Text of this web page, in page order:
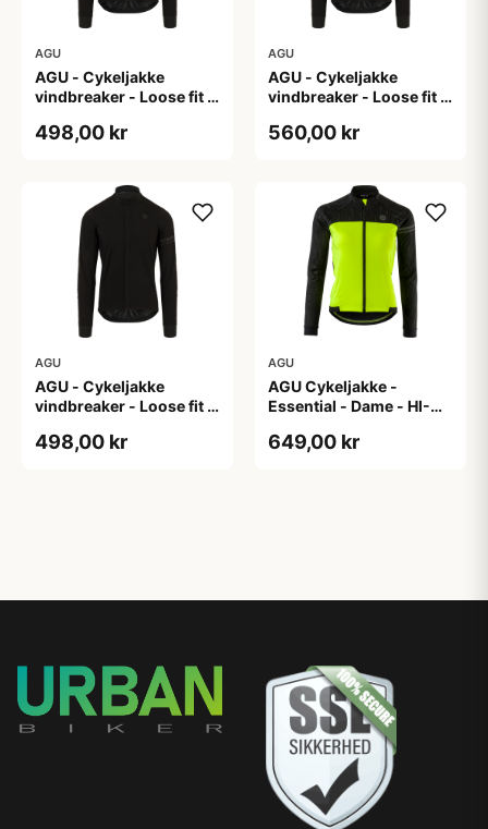
AGU
AGU - Cykeljakke
vindbreaker - Loose fit -
498,00 kr
AGU
AGU - Cykeljakke
vindbreaker - Loose fit -
560,00 kr
AGU
AGU - Cykeljakke
vindbreaker - Loose fit -
498,00 kr
AGU
AGU Cykeljakke -
Essential - Dame - HI-
649,00 kr